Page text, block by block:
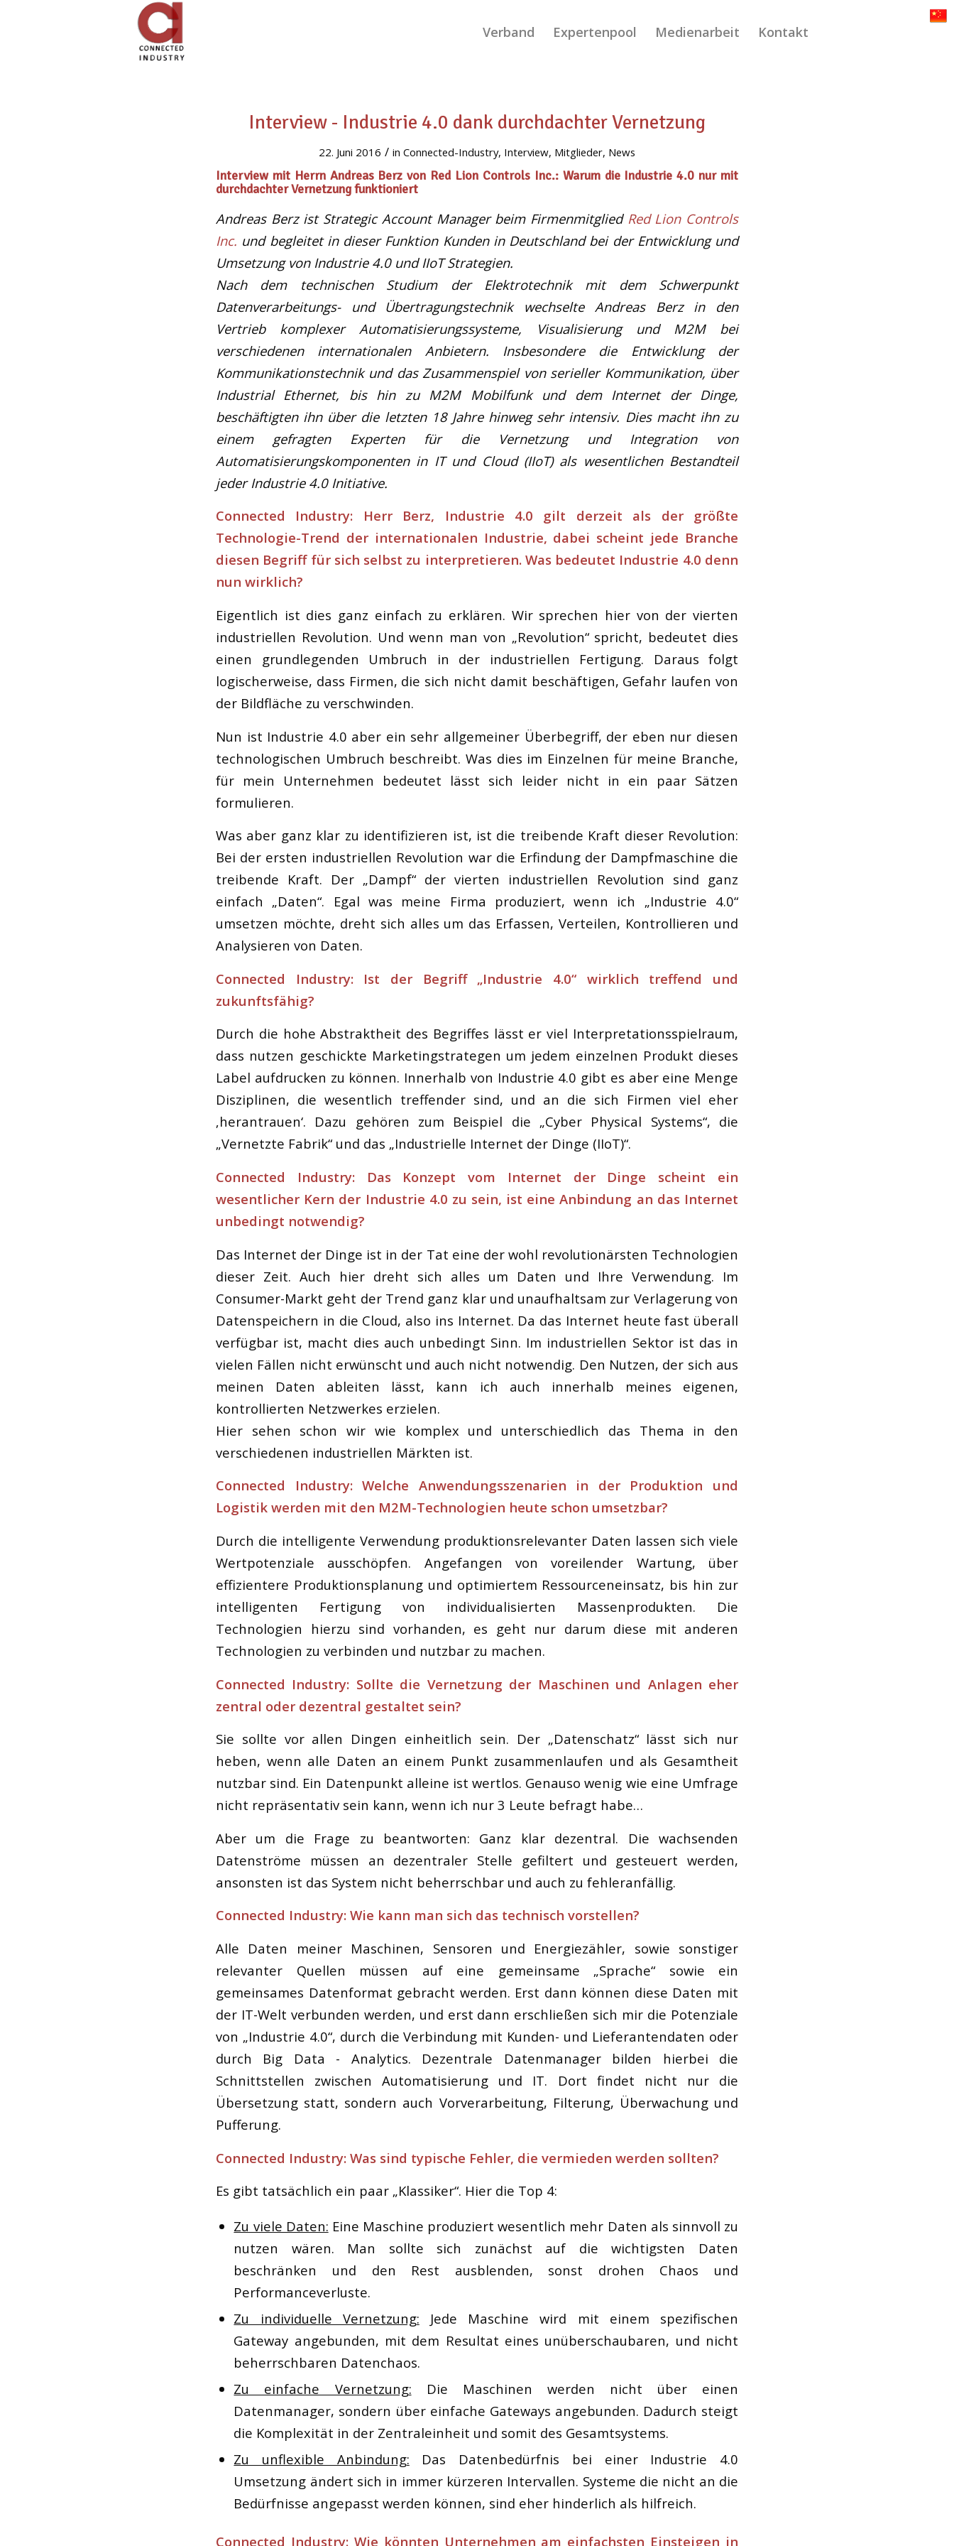
Verband Expertenpool Medienarbeit Kontakt
Interview - Industrie 4.0 dank durchdachter Vernetzung
22. Juni 2016 / in Connected-Industry, Interview, Mitglieder, News
Interview mit Herrn Andreas Berz von Red Lion Controls Inc.: Warum die Industrie 4.0 nur mit
durchdachter Vernetzung funktioniert
Andreas Berz ist Strategic Account Manager beim Firmenmitglied Red Lion Controls
Inc. und begleitet in dieser Funktion Kunden in Deutschland bei der Entwicklung und
Umsetzung von Industrie 4.0 und IIoT Strategien.
Nach dem technischen Studium der Elektrotechnik mit dem Schwerpunkt
Datenverarbeitungs- und Übertragungstechnik wechselte Andreas Berz in den
Vertrieb komplexer Automatisierungssysteme, Visualisierung und M2M bei
verschiedenen internationalen Anbietern. Insbesondere die Entwicklung der
Kommunikationstechnik und das Zusammenspiel von serieller Kommunikation, über
Industrial Ethernet, bis hin zu M2M Mobilfunk und dem Internet der Dinge,
beschäftigten ihn über die letzten 18 Jahre hinweg sehr intensiv. Dies macht ihn zu
einem gefragten Experten für die Vernetzung und Integration von
Automatisierungskomponenten in IT und Cloud (IIoT) als wesentlichen Bestandteil
jeder Industrie 4.0 Initiative.
Connected Industry: Herr Berz, Industrie 4.0 gilt derzeit als der größte
Technologie-Trend der internationalen Industrie, dabei scheint jede Branche
diesen Begriff für sich selbst zu interpretieren. Was bedeutet Industrie 4.0 denn
nun wirklich?
Eigentlich ist dies ganz einfach zu erklären. Wir sprechen hier von der vierten
industriellen Revolution. Und wenn man von „Revolution“ spricht, bedeutet dies
einen grundlegenden Umbruch in der industriellen Fertigung. Daraus folgt
logischerweise, dass Firmen, die sich nicht damit beschäftigen, Gefahr laufen von
der Bildfläche zu verschwinden.
Nun ist Industrie 4.0 aber ein sehr allgemeiner Überbegriff, der eben nur diesen
technologischen Umbruch beschreibt. Was dies im Einzelnen für meine Branche,
für mein Unternehmen bedeutet lässt sich leider nicht in ein paar Sätzen
formulieren.
Was aber ganz klar zu identifizieren ist, ist die treibende Kraft dieser Revolution:
Bei der ersten industriellen Revolution war die Erfindung der Dampfmaschine die
treibende Kraft. Der „Dampf“ der vierten industriellen Revolution sind ganz
einfach „Daten“. Egal was meine Firma produziert, wenn ich „Industrie 4.0“
umsetzen möchte, dreht sich alles um das Erfassen, Verteilen, Kontrollieren und
Analysieren von Daten.
Connected Industry: Ist der Begriff „Industrie 4.0“ wirklich treffend und
zukunftsfähig?
Durch die hohe Abstraktheit des Begriffes lässt er viel Interpretationsspielraum,
dass nutzen geschickte Marketingstrategen um jedem einzelnen Produkt dieses
Label aufdrucken zu können. Innerhalb von Industrie 4.0 gibt es aber eine Menge
Disziplinen, die wesentlich treffender sind, und an die sich Firmen viel eher
‚herantrauen‘. Dazu gehören zum Beispiel die „Cyber Physical Systems“, die
„Vernetzte Fabrik“ und das „Industrielle Internet der Dinge (IIoT)“.
Connected Industry: Das Konzept vom Internet der Dinge scheint ein
wesentlicher Kern der Industrie 4.0 zu sein, ist eine Anbindung an das Internet
unbedingt notwendig?
Das Internet der Dinge ist in der Tat eine der wohl revolutionärsten Technologien
dieser Zeit. Auch hier dreht sich alles um Daten und Ihre Verwendung. Im
Consumer-Markt geht der Trend ganz klar und unaufhaltsam zur Verlagerung von
Datenspeichern in die Cloud, also ins Internet. Da das Internet heute fast überall
verfügbar ist, macht dies auch unbedingt Sinn. Im industriellen Sektor ist das in
vielen Fällen nicht erwünscht und auch nicht notwendig. Den Nutzen, der sich aus
meinen Daten ableiten lässt, kann ich auch innerhalb meines eigenen,
kontrollierten Netzwerkes erzielen.
Hier sehen schon wir wie komplex und unterschiedlich das Thema in den
verschiedenen industriellen Märkten ist.
Connected Industry: Welche Anwendungsszenarien in der Produktion und
Logistik werden mit den M2M-Technologien heute schon umsetzbar?
Durch die intelligente Verwendung produktionsrelevanter Daten lassen sich viele
Wertpotenziale ausschöpfen. Angefangen von voreilender Wartung, über
effizientere Produktionsplanung und optimiertem Ressourceneinsatz, bis hin zur
intelligenten Fertigung von individualisierten Massenprodukten. Die
Technologien hierzu sind vorhanden, es geht nur darum diese mit anderen
Technologien zu verbinden und nutzbar zu machen.
Connected Industry: Sollte die Vernetzung der Maschinen und Anlagen eher
zentral oder dezentral gestaltet sein?
Sie sollte vor allen Dingen einheitlich sein. Der „Datenschatz“ lässt sich nur
heben, wenn alle Daten an einem Punkt zusammenlaufen und als Gesamtheit
nutzbar sind. Ein Datenpunkt alleine ist wertlos. Genauso wenig wie eine Umfrage
nicht repräsentativ sein kann, wenn ich nur 3 Leute befragt habe…
Aber um die Frage zu beantworten: Ganz klar dezentral. Die wachsenden
Datenströme müssen an dezentraler Stelle gefiltert und gesteuert werden,
ansonsten ist das System nicht beherrschbar und auch zu fehleranfällig.
Connected Industry: Wie kann man sich das technisch vorstellen?
Alle Daten meiner Maschinen, Sensoren und Energiezähler, sowie sonstiger
relevanter Quellen müssen auf eine gemeinsame „Sprache“ sowie ein
gemeinsames Datenformat gebracht werden. Erst dann können diese Daten mit
der IT-Welt verbunden werden, und erst dann erschließen sich mir die Potenziale
von „Industrie 4.0“, durch die Verbindung mit Kunden- und Lieferantendaten oder
durch Big Data - Analytics. Dezentrale Datenmanager bilden hierbei die
Schnittstellen zwischen Automatisierung und IT. Dort findet nicht nur die
Übersetzung statt, sondern auch Vorverarbeitung, Filterung, Überwachung und
Pufferung.
Connected Industry: Was sind typische Fehler, die vermieden werden sollten?
Es gibt tatsächlich ein paar „Klassiker“. Hier die Top 4:
Zu viele Daten: Eine Maschine produziert wesentlich mehr Daten als sinnvoll zu
nutzen wären. Man sollte sich zunächst auf die wichtigsten Daten
beschränken und den Rest ausblenden, sonst drohen Chaos und
Performanceverluste.
Zu individuelle Vernetzung: Jede Maschine wird mit einem spezifischen
Gateway angebunden, mit dem Resultat eines unüberschaubaren, und nicht
beherrschbaren Datenchaos.
Zu einfache Vernetzung: Die Maschinen werden nicht über einen
Datenmanager, sondern über einfache Gateways angebunden. Dadurch steigt
die Komplexität in der Zentraleinheit und somit des Gesamtsystems.
Zu unflexible Anbindung: Das Datenbedürfnis bei einer Industrie 4.0
Umsetzung ändert sich in immer kürzeren Intervallen. Systeme die nicht an die
Bedürfnisse angepasst werden können, sind eher hinderlich als hilfreich.
Connected Industry: Wie könnten Unternehmen am einfachsten Einsteigen in